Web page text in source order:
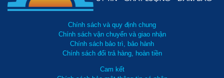
sản phẩm máy hút dầu thải khác là từ 40 - 60 độ C. Do đó,
đến hiệu suất.Chính sách và quy định chung
Chính sách vận chuyển và giao nhận
Chính sách bảo trì, bảo hành
Chính sách đổi trả hàng, hoàn tiền
Cam kết